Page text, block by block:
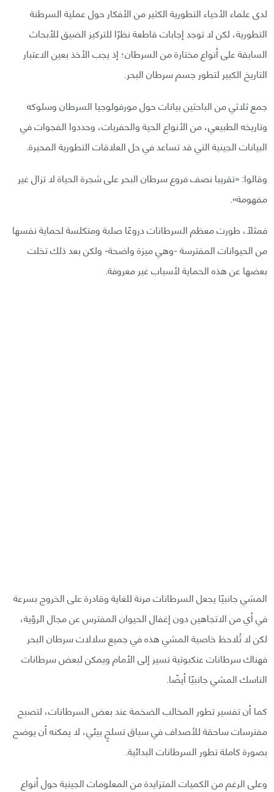
لدى علماء الأحياء التطورية الكثير من الأفكار حول عملية السرطنة
التطورية، لكن لا توجد إجابات قاطعة نظرًا للتركيز الضيق للأبحاث
السابقة على أنواع مختارة من السرطان؛ إذ يجب الأخذ بعين الاعتبار
التاريخ الكبير لتطور جسم سرطان البحر.
جمع ثلاثي من الباحثين بيانات حول مورفولوجيا السرطان وسلوكه
وتاريخه الطبيعي، من الأنواع الحية والحفريات، وحددوا الفجوات في
البيانات الجينية التي قد تساعد في حل العلاقات التطورية المحيرة.
وقالوا: «تقريبا نصف فروع سرطان البحر على شجرة الحياة لا تزال غير
مفهومة».
فمثلًا، طورت معظم السرطانات دروعًا صلبة ومتكلسة لحماية نفسها
من الحيوانات المفترسة -وهي ميزة واضحة- ولكن بعد ذلك تخلت
بعضها عن هذه الحماية لأسباب غير معروفة.
المشي جانبيًا يجعل السرطانات مرنة للغاية وقادرة على الخروج بسرعة
في أي من الاتجاهين دون إغفال الحيوان المفترس عن مجال الرؤية،
لكن لا تُلاحظ خاصية المشي هذه في جميع سلالات سرطان البحر
فهناك سرطانات عنكبوتية تسير إلى الأمام ويمكن لبعض سرطانات
الناسك المشي جانبيًا أيضًا.
كما أن تفسير تطور المخالب الضخمة عند بعض السرطانات، لتصبح
مفترسات ساحقة للأصداف في سباق تسلحٍ بيئي، لا يمكنه أن يوضح
بصورة كاملة تطور السرطانات البدائية.
وعلى الرغم من الكميات المتزايدة من المعلومات الجينية حول أنواع